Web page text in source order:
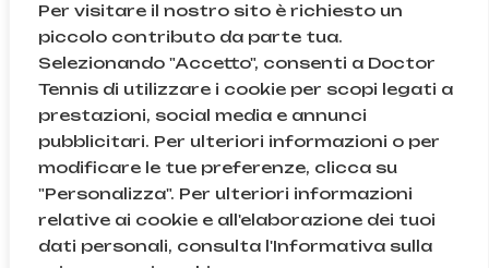
Per visitare il nostro sito è richiesto un
piccolo contributo da parte tua.
Selezionando "Accetto", consenti a Doctor
Tennis di utilizzare i cookie per scopi legati a
prestazioni, social media e annunci
pubblicitari. Per ulteriori informazioni o per
modificare le tue preferenze, clicca su
"Personalizza". Per ulteriori informazioni
relative ai cookie e all'elaborazione dei tuoi
dati personali, consulta l'Informativa sulla
Subtotale:
Instagram Facebook
TikTok
© Doctor Tennis | B&D S.r.l.s. | P.iva 08709820966 |
Sede Legale: Via Gallarate 131, 20151, Milano (MI) | Cod.
Fisc. e n.iscr. al Reg. Imprese di Milano: 08709820966
| REA: MI – 2043895